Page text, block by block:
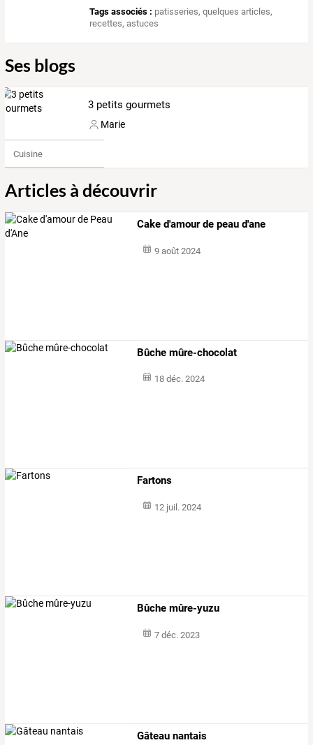
Tags associés : patisseries,quelques articles,
recettes,astuces
Ses blogs
3 petits gourmets
Marie
Cuisine
Articles à découvrir
Cake d'amour de peau d'ane
9 août 2024
Bûche mûre-chocolat
18 déc. 2024
Fartons
12 juil. 2024
Bûche mûre-yuzu
7 déc. 2023
Gâteau nantais